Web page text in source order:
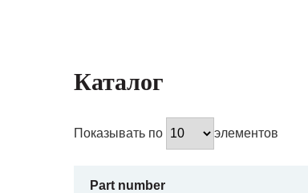
Каталог
Показывать по элементов
Part number